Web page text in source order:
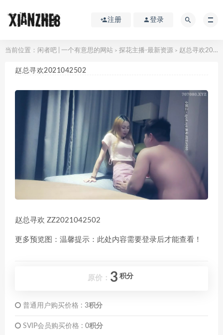
注册 登录
当前位置： 闲者吧 | 一个有意思的网站 > 探花主播-最新资源 > 赵总寻欢2021042502
赵总寻欢2021042502
赵总寻欢 ZZ2021042502
更多预览图：温馨提示：此处内容需要登录后才能查看！
原价： 3 积分
普通用户购买价格 : 3积分
SVIP会员购买价格 : 0积分